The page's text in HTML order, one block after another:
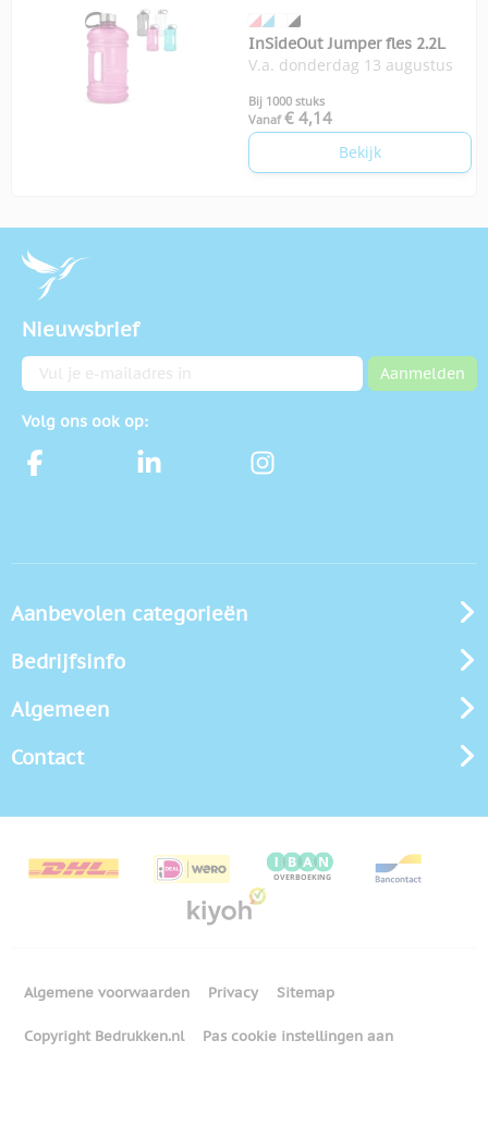
InSideOut Jumper fles 2.2L
V.a. donderdag 13 augustus
Bij 1000 stuks
Vanaf € 4,14
Bekijk
Nieuwsbrief
E-mailadres Aanmelden
Volg ons ook op:
Aanbevolen categorieën
Bedrijfsinfo
Algemeen
Contact
Algemene voorwaarden Privacy Sitemap
Copyright Bedrukken.nl Pas cookie instellingen aan